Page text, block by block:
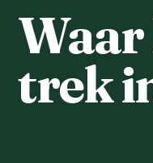
Waar
trek